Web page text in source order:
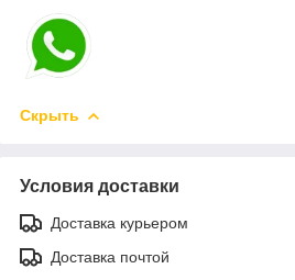
Скрыть
Условия доставки
Доставка курьером
Доставка почтой